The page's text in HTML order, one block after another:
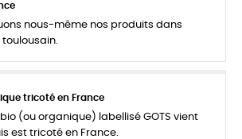
nous-même nos produits dans
tricoté en France
(ou organique) labellisé GOTS vient
est tricoté en France.